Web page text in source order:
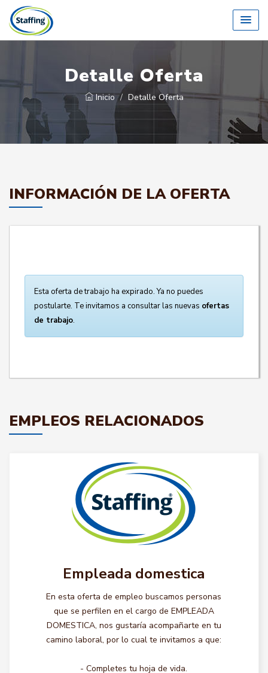
Detalle Oferta
Inicio Detalle Oferta
INFORMACIÓN DE LA OFERTA
Esta oferta de trabajo ha expirado. Ya no puedes
postularte. Te invitamos a consultar las nuevas ofertas
de trabajo.
EMPLEOS RELACIONADOS
Empleada domestica
En esta oferta de empleo buscamos personas
que se perfilen en el cargo de EMPLEADA
DOMESTICA, nos gustaría acompañarte en tu
camino laboral, por lo cual te invitamos a que:
- Completes tu hoja de vida.